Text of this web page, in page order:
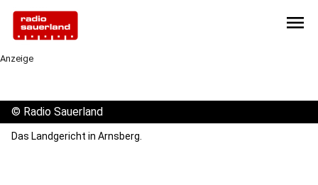
menu
Anzeige
© Radio Sauerland
Das Landgericht in Arnsberg.